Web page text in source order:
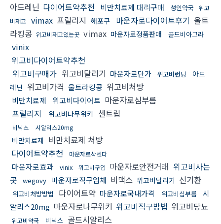
아드레닌 다이어트약추천 비만치료제 대리구매 성인약국
위고
비재고
vimax 프릴리지 해포쿠 마운자로다이어트후기 울트
라킹콩 위고비재고있는곳 vimax 마운자로정품판매 골드비아그라
vinix
위고비다이어트약추천
위고비구매가 위고비달리기 마운자로단가 위고비런닝
아드
레닌 위고비가격 울트라킹콩 위고비처방
비만치료제 위고비다이어트 마운자로심부름
프릴리지
위고비나무위키 센트립
비닉스 시알리스20mg
비만치료제 비만치료제 처방
다이어트약추천
마운자로삭센다
마운자로효과 vinix 위고비구입 마운자로안전거래 위고비사는
곳
wegovy 마운자로직구업체 비맥스 위고비달리기 신기환
위고비처방방법 다이어트약 마운자로국내가격 위고비심부름
시
알리스20mg 마운자로나무위키 위고비직구방법 위고비당뇨
위고비약국 비닉스 골드시알리스